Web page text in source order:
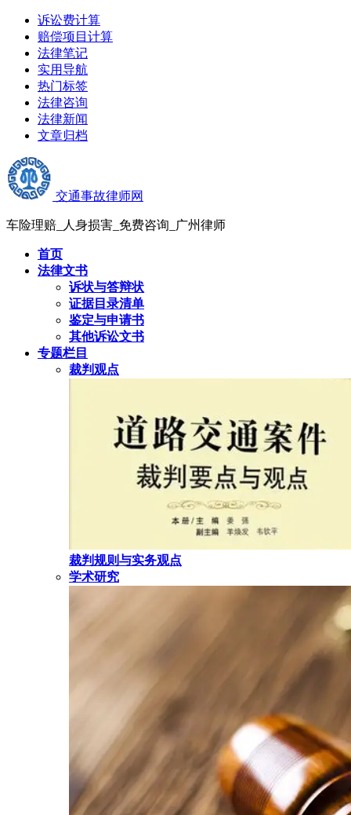
诉讼费计算
赔偿项目计算
法律笔记
实用导航
热门标签
法律咨询
法律新闻
文章归档
交通事故律师网
车险理赔_人身损害_免费咨询_广州律师
首页
法律文书
诉状与答辩状
证据目录清单
鉴定与申请书
其他诉讼文书
专题栏目
裁判观点
裁判规则与实务观点
学术研究